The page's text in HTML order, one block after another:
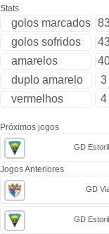
Stats
golos marcados
golos sofridos
amarelos
duplo amarelo
3
vermelhos
4
Próximos jogos
GD
Jogos Anteriores
GD
GD